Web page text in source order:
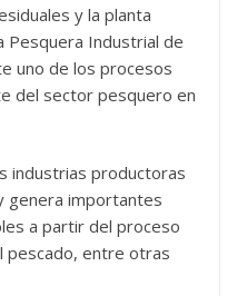
y la planta
Pesquera Industrial de
uno de los procesos
del sector pesquero en
industrias productoras
genera importantes
a partir del proceso
pescado, entre otras